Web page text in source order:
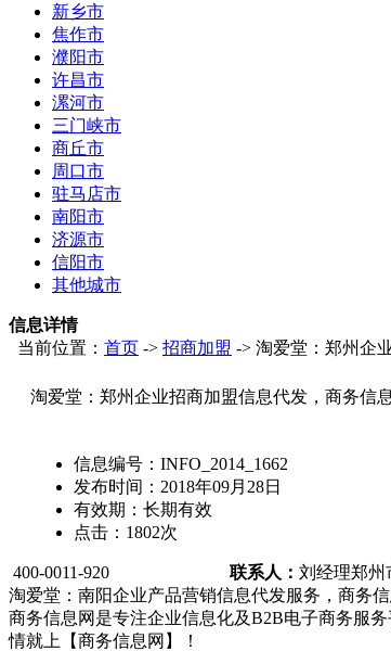
新乡市
焦作市
濮阳市
许昌市
漯河市
三门峡市
商丘市
周口市
驻马店市
南阳市
济源市
信阳市
其他城市
信息详情
当前位置： 首页 -> 招商加盟 -> 淘爱堂：郑州企
淘爱堂：郑州企业招商加盟信息代发，商务信
信息编号： INFO_2014_1662
发布时间： 2018年09月28日
有效期： 长期有效
点击： 1802次
400-0011-920 联系人： 刘经理郑州
淘爱堂：南阳企业产品营销信息代发服务，商务
商务信息网是专注企业信息化及B2B电子商务服
情就上【商务信息网】！